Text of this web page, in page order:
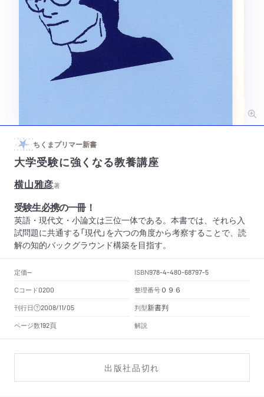
ちくまプリマー新書
大学受験に強くなる教養講座
横山雅彦著
受験生必携の一冊！
英語・現代文・小論文は三位一体である。本書では、それら入
試問題に共通する「現代」を六つの角度から考察することで、読
解の知的バックグラウンド構築を目指す。
定価-- ISBN978-4-480-68797-5
Cコード0200 整理番号 ０９６
刊行日 2008/11/05 判型新書判
ページ数192頁 解説
出版社品切れ